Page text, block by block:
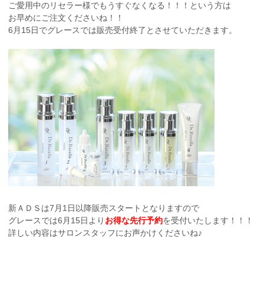
ご愛用中のリセラー様でもうすぐなくなる！！！という方は
お早めにご注文くださいね！！
6月15日でグレースでは販売受付終了とさせていただきます。
新ＡＤＳは7月1日以降販売スタートとなりますので
グレースでは6月15日より お得な先行予約を受付いたします！！！
詳しい内容はサロンスタッフにお声かけくださいね♪